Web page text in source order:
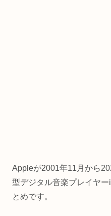
Appleが2001年11月から
型デジタル音楽プレイヤ
とめです。